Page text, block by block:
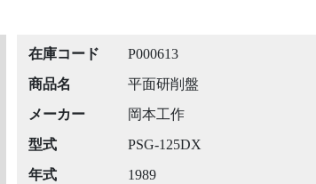
在庫コード
P000613
商品名
平面研削盤
メーカー
岡本工作
型式
PSG-125DX
年式
1989